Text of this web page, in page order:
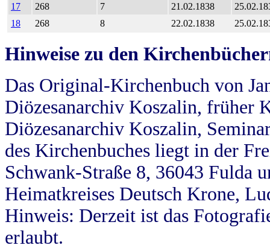
17
268 7 21.02.1838
18
268 8 22.02.1838
Hinweise zu den
Das Original-Kirchenbuch von
Diözesanarchiv Koszalin, früher
Diözesanarchiv Koszalin,
des Kirchenbuches liegt in der
Schwank-Straße 8, 36043 Fulda
Heimatkreises Deutsch Krone,
Hinweis: Derzeit ist das
erlaubt.